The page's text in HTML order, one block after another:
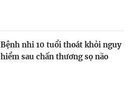
Bệnh nhi 10 tuổi thoát khỏi nguy
hiểm sau chấn thương sọ não